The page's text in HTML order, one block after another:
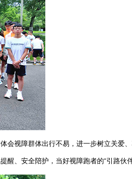
会视障群体出行不易，进一步树立关爱
醒、安全陪护，当好视障跑者的“引路伙伴